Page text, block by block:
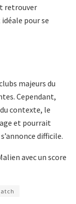
retrouver
pour se
majeurs du
Cependant,
contexte, le
et pourrait
difficile.
avec un score